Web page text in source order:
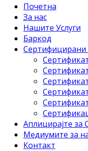
Почетна
За нас
Нашите Услуги
Баркод
Аплицирајте за
Медиумите за
Контакт